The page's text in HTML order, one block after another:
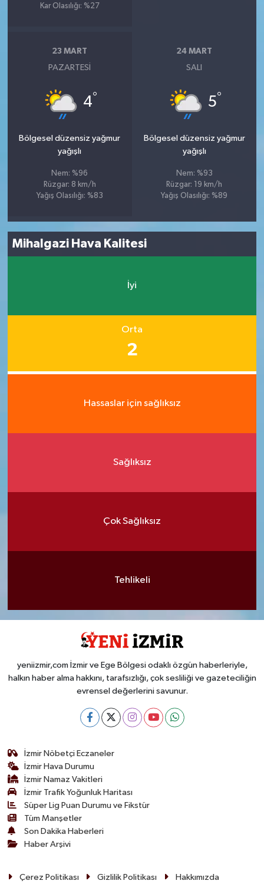
Kar Olasılığı: %27
23 MART
PAZARTESI
4°
Bölgesel düzensiz yağmur
yağışlı
Nem: %96
Rüzgar: 8 km/h
Yağış Olasılığı: %83
24 MART
SALI
5°
Bölgesel düzensiz yağmur
yağışlı
Nem: %93
Rüzgar: 19 km/h
Yağış Olasılığı: %89
Mihalgazi Hava Kalitesi
İyi
Orta
2
Hassaslar için sağlıksız
Sağlıksız
Çok Sağlıksız
Tehlikeli
yeniizmir,com İzmir ve Ege Bölgesi odaklı özgün haberleriyle,
halkın haber alma hakkını, tarafsızlığı, çok sesliliği ve gazeteciliğin
evrensel değerlerini savunur.
İzmir Nöbetçi Eczaneler
İzmir Hava Durumu
İzmir Namaz Vakitleri
İzmir Trafik Yoğunluk Haritası
Süper Lig Puan Durumu ve Fikstür
Tüm Manşetler
Son Dakika Haberleri
Haber Arşivi
Çerez Politikası Gizlilik Politikası Hakkımızda